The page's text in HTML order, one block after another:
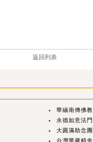
返回列表
華緬南傳佛
永德如意法門
大圓滿助念團
台灣華藏精